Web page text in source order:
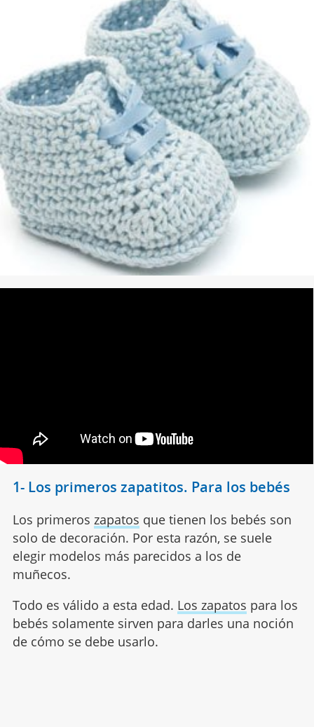
1- Los primeros zapatitos. Para los bebés
Los primeros zapatos que tienen los bebés son
solo de decoración. Por esta razón, se suele
elegir modelos más parecidos a los de
muñecos.
Todo es válido a esta edad. Los zapatos para los
bebés solamente sirven para darles una noción
de cómo se debe usarlo.